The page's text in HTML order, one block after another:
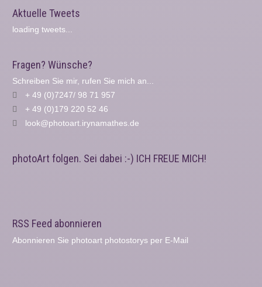
Aktuelle Tweets
loading tweets...
Fragen? Wünsche?
Schreiben Sie mir, rufen Sie mich an...
+ 49 (0)7247/ 98 71 957
+ 49 (0)179 220 52 46
look@photoart.irynamathes.de
photoArt folgen. Sei dabei :-) ICH FREUE MICH!
RSS Feed abonnieren
Abonnieren Sie photoart photostorys per E-Mail